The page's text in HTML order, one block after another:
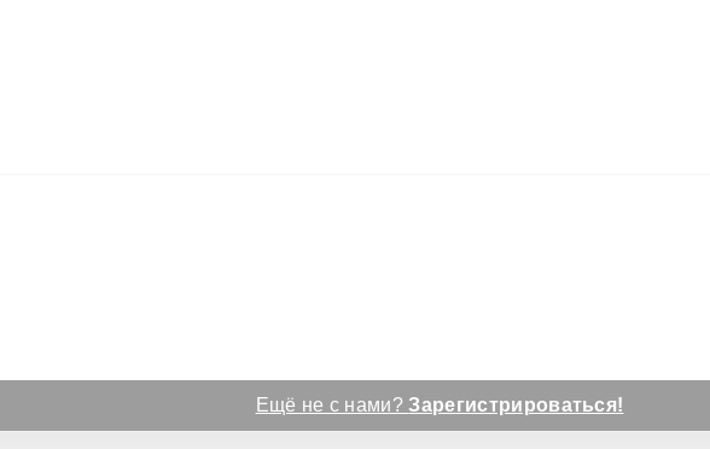
Ещё не с нами?Зарегистрироваться!